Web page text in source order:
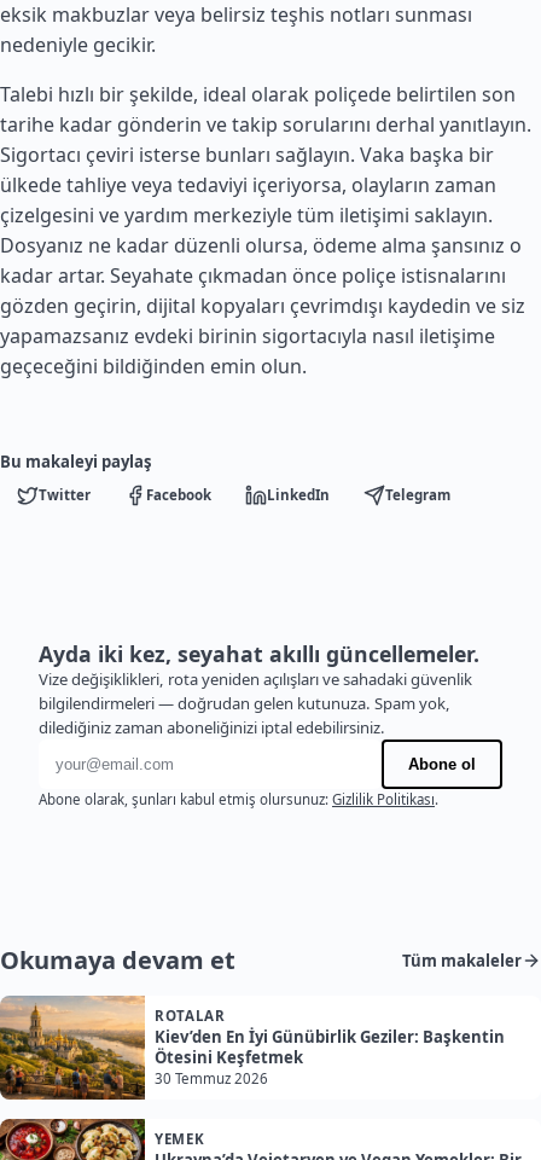
eksik makbuzlar veya belirsiz teşhis notları sunması
nedeniyle gecikir.
Talebi hızlı bir şekilde, ideal olarak poliçede belirtilen son
tarihe kadar gönderin ve takip sorularını derhal yanıtlayın.
Sigortacı çeviri isterse bunları sağlayın. Vaka başka bir
ülkede tahliye veya tedaviyi içeriyorsa, olayların zaman
çizelgesini ve yardım merkeziyle tüm iletişimi saklayın.
Dosyanız ne kadar düzenli olursa, ödeme alma şansınız o
kadar artar. Seyahate çıkmadan önce poliçe istisnalarını
gözden geçirin, dijital kopyaları çevrimdışı kaydedin ve siz
yapamazsanız evdeki birinin sigortacıyla nasıl iletişime
geçeceğini bildiğinden emin olun.
Bu makaleyi paylaş
Twitter Facebook LinkedIn Telegram
Ayda iki kez, seyahat akıllı güncellemeler.
Vize değişiklikleri, rota yeniden açılışları ve sahadaki güvenlik
bilgilendirmeleri — doğrudan gelen kutunuza. Spam yok,
dilediğiniz zaman aboneliğinizi iptal edebilirsiniz.
E-posta adresi
Abone ol
Abone olarak, şunları kabul etmiş olursunuz: Gizlilik Politikası.
Okumaya devam et Tüm makaleler
ROTALAR
Kiev’den En İyi Günübirlik Geziler: Başkentin
Ötesini Keşfetmek
30 Temmuz 2026
YEMEK